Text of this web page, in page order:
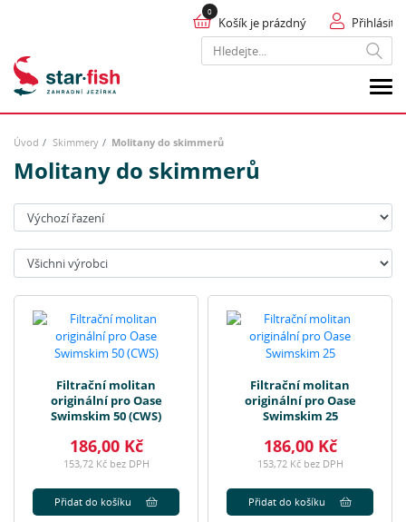
Hledat
Přihlásit
Košík je prázdný
Úvod Skimmery Molitany do skimmerů
Molitany do skimmerů
Seřadit:
Výrobci:
Filtrační molitan
originální pro Oase
Swimskim 50 (CWS)
186,00 Kč
153,72 Kč bez DPH
Přidat do košíku
Filtrační molitan
originální pro Oase
Swimskim 25
186,00 Kč
153,72 Kč bez DPH
Přidat do košíku